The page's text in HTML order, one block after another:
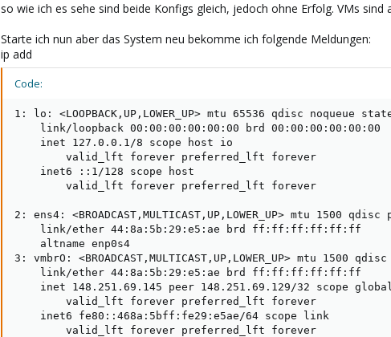
so wie ich es sehe sind beide Konfigs gleich, jedoch ohne Erfolg. VMs sind
Starte ich nun aber das System neu bekomme ich folgende Meldungen:
ip add
Code:
1: lo: <LOOPBACK,UP,LOWER_UP> mtu 65536 qdisc noqueue
    link/loopback 00:00:00:00:00:00 brd 00:00:00:00:00:00
    inet 127.0.0.1/8 scope host io
        valid_lft forever preferred_lft forever
    inet6 ::1/128 scope host
        valid_lft forever preferred_lft forever
2: ens4: <BROADCAST,MULTICAST,UP,LOWER_UP> mtu
    link/ether 44:8a:5b:29:e5:ae brd ff:ff:ff:ff:ff:ff
    altname enp0s4
3: vmbrO: <BROADCAST,MULTICAST,UP,LOWER_UP> mtu
    link/ether 44:8a:5b:29:e5:ae brd ff:ff:ff:ff:ff:ff
inet 148.251.69.145 peer 148.251.69.129/32 scope
        valid_lft forever preferred_lft forever
    inet6 fe80::468a:5bff:fe29:e5ae/64 scope link
        valid_lft forever preferred_lft forever